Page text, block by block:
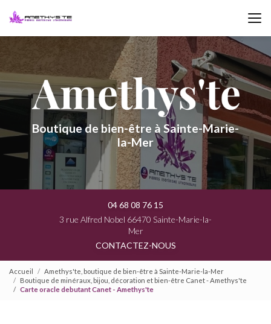
Boutique de bien-être à Sainte-Marie-
la-Mer
04 68 08 76 15
3 rue Alfred Nobel 66470 Sainte-Marie-la-
Mer
CONTACTEZ-NOUS
Accueil
Amethys'te, boutique de bien-être à Sainte-Marie-la-Mer
Boutique de minéraux, bijou, décoration et bien-être Canet - Amethys'te
Carte oracle debutant Canet - Amethys'te